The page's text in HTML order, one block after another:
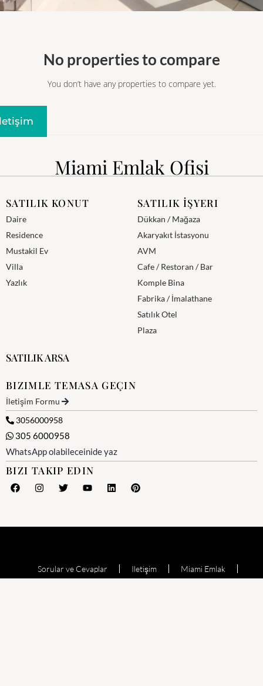
No properties to compare
You don’t have any properties to compare yet.
Miami Emlak Ofisi
SATILIK KONUT
Daire
Residence
Mustakil Ev
Villa
Yazlık
SATILIK İŞYERI
Dükkan / Mağaza
Akaryakıt İstasyonu
AVM
Cafe / Restoran / Bar
Komple Bina
Fabrika / İmalathane
Satılık Otel
Plaza
SATILIK ARSA
BIZIMLE TEMASA GEÇIN
İletişim Formu
3056000958
305 6000958
WhatsApp olabileceinide yaz
BIZI TAKIP EDIN
Sorular ve Cevaplar Iletişim Miami Emlak